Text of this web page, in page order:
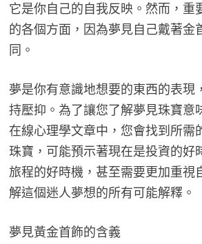
它是你自己的自我反映。然而，重
的各個方面，因為夢見自己戴著金
同。
夢是你有意識地想要的東西的表現
持壓抑。為了讓您了解夢見珠寶意
在線心理學文章中，您會找到所需
珠寶，可能預示著現在是投資的好
旅程的好時機，甚至需要更加重視
解這個迷人夢想的所有可能解釋。
夢見黃金首飾的含義